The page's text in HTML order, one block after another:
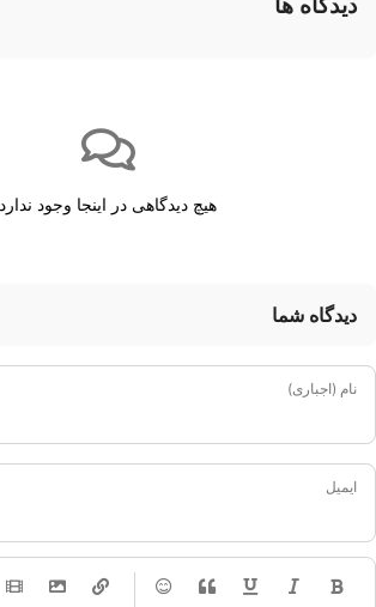
هیچ دیدگاهی در اینجا وجود ندارد
دیدگاه شما
نام (اجباری)
ایمیل